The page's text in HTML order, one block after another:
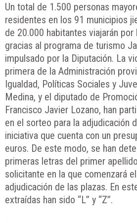
Un total de 1.500 personas
residentes en los 91 municipios
de 20.000 habitantes viajarán
gracias al programa de turismo
impulsado por la Diputación. La
primera de la Administración
Igualdad, Políticas Sociales y
Medina, y el diputado de
Francisco Javier Lozano, han
en el sorteo para la adjudicación
iniciativa que cuenta con un
euros. De este modo, se han
primeras letras del primer
solicitante en la que comenzará
adjudicación de las plazas. En
extraídas han sido “L” y “Z”.